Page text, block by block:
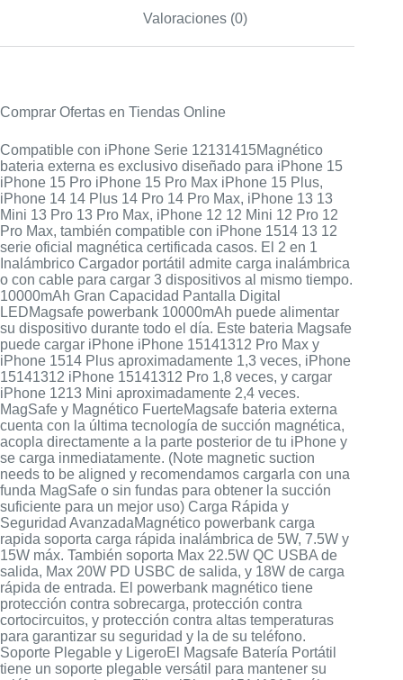
Valoraciones (0)
Comprar Ofertas en Tiendas Online
Compatible con iPhone Serie 12131415Magnético
bateria externa es exclusivo diseñado para iPhone 15
iPhone 15 Pro iPhone 15 Pro Max iPhone 15 Plus,
iPhone 14 14 Plus 14 Pro 14 Pro Max, iPhone 13 13
Mini 13 Pro 13 Pro Max, iPhone 12 12 Mini 12 Pro 12
Pro Max, también compatible con iPhone 1514 13 12
serie oficial magnética certificada casos. El 2 en 1
Inalámbrico Cargador portátil admite carga inalámbrica
o con cable para cargar 3 dispositivos al mismo tiempo.
10000mAh Gran Capacidad Pantalla Digital
LEDMagsafe powerbank 10000mAh puede alimentar
su dispositivo durante todo el día. Este bateria Magsafe
puede cargar iPhone iPhone 15141312 Pro Max y
iPhone 1514 Plus aproximadamente 1,3 veces, iPhone
15141312 iPhone 15141312 Pro 1,8 veces, y cargar
iPhone 1213 Mini aproximadamente 2,4 veces.
MagSafe y Magnético FuerteMagsafe bateria externa
cuenta con la última tecnología de succión magnética,
acopla directamente a la parte posterior de tu iPhone y
se carga inmediatamente. (Note magnetic suction
needs to be aligned y recomendamos cargarla con una
funda MagSafe o sin fundas para obtener la succión
suficiente para un mejor uso) Carga Rápida y
Seguridad AvanzadaMagnético powerbank carga
rapida soporta carga rápida inalámbrica de 5W, 7.5W y
15W máx. También soporta Max 22.5W QC USBA de
salida, Max 20W PD USBC de salida, y 18W de carga
rápida de entrada. El powerbank magnético tiene
protección contra sobrecarga, protección contra
cortocircuitos, y protección contra altas temperaturas
para garantizar su seguridad y la de su teléfono.
Soporte Plegable y LigeroEl Magsafe Batería Portátil
tiene un soporte plegable versátil para mantener su